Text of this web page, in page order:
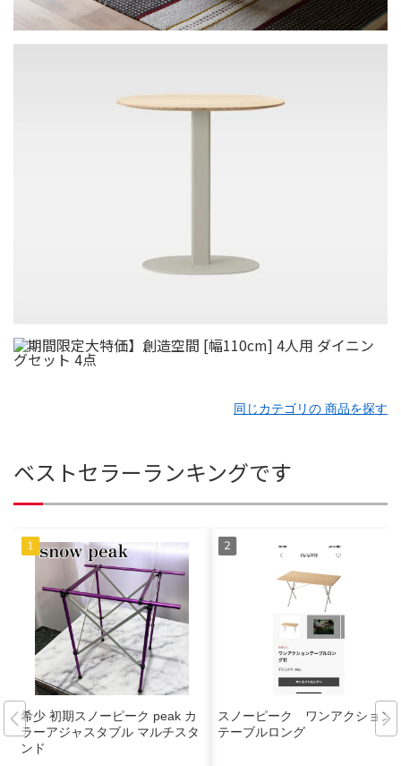
同じカテゴリの 商品を探す
ベストセラーランキングです
希少 初期スノーピーク peak カ
ラーアジャスタブル マルチスタ
ンド
スノーピーク ワンアクション
テーブルロング